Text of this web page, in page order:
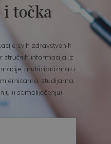
i točka
svih zdravstvenih
stručnih informacija iz
i nutricionizma u
studijama,
(i samoliječenju).